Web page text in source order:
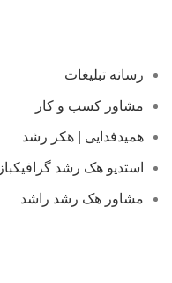
رسانه تبلیغات
مشاور کسب و کار
همیدفدایی | هکر رشد
استدیو هک رشد گرافیکباز
مشاور هک رشد راشد